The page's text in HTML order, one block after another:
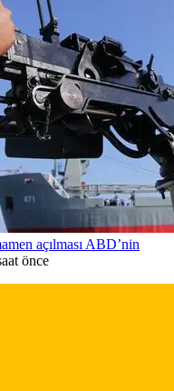
açılması ABD’nin
önce